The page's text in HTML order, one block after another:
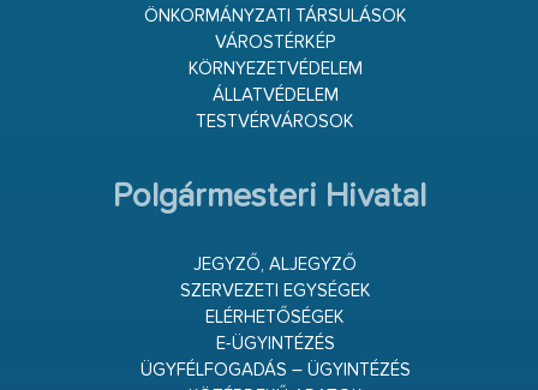
ÖNKORMÁNYZATI TÁRSULÁSOK
VÁROSTÉRKÉP
KÖRNYEZETVÉDELEM
ÁLLATVÉDELEM
TESTVÉRVÁROSOK
Polgármesteri Hivatal
JEGYZŐ, ALJEGYZŐ
SZERVEZETI EGYSÉGEK
ELÉRHETŐSÉGEK
E-ÜGYINTÉZÉS
ÜGYFÉLFOGADÁS – ÜGYINTÉZÉS